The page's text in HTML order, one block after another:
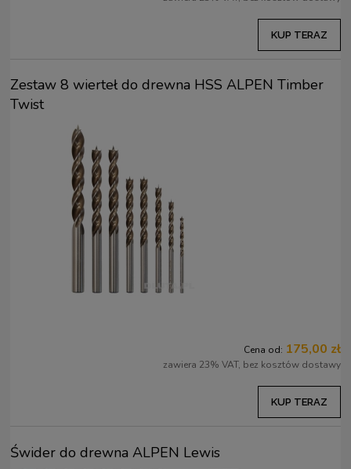
KUP TERAZ
Zestaw 8 wierteł do drewna HSS ALPEN Timber
Twist
Cena od: 175,00 zł
zawiera 23% VAT, bez kosztów dostawy
KUP TERAZ
Świder do drewna ALPEN Lewis